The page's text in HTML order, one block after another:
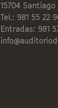
15704
Tel.: 981 55 22
Entradas: 981